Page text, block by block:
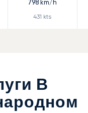
798 km/h
431 kts
В